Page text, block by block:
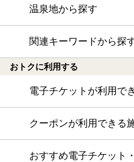
温泉地から探す
関連キーワードから探
おトクに利用する
電子チケットが利用で
クーポンが利用できる
おすすめ電子チケット